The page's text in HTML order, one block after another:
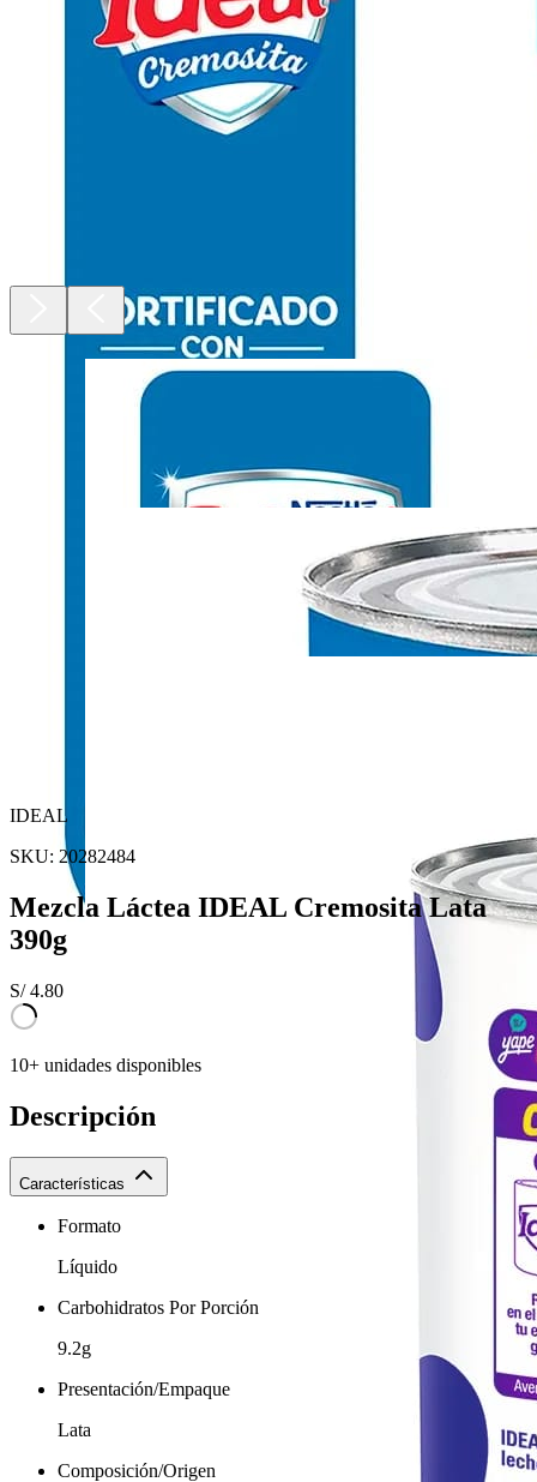
IDEAL
SKU: 20282484
Mezcla Láctea IDEAL Cremosita Lata
390g
S/4.80
10+ unidades disponibles
Descripción
Características
Formato
Líquido
Carbohidratos Por Porción
9.2g
Presentación/Empaque
Lata
Composición/Origen